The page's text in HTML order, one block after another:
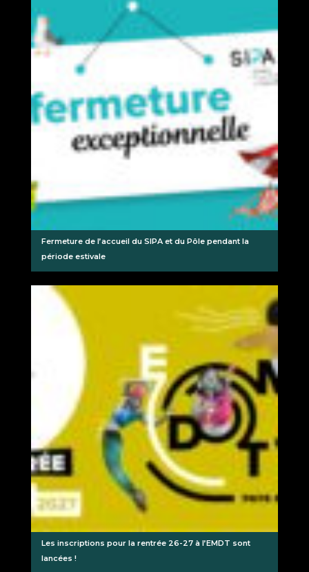
Fermeture de l’accueil du SIPA et du Pôle pendant la
période estivale
Les inscriptions pour la rentrée 26-27 à l’EMDT sont
lancées !